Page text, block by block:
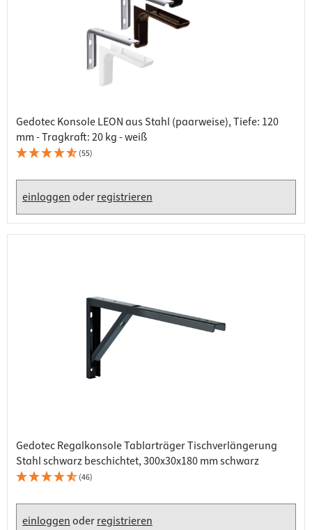
Gedotec Konsole LEON aus Stahl (paarweise), Tiefe: 120
mm - Tragkraft: 20 kg - weiß
(55)
einloggenoderregistrieren
Gedotec Regalkonsole Tablarträger Tischverlängerung
Stahl schwarz beschichtet, 300x30x180 mm schwarz
(46)
einloggenoderregistrieren